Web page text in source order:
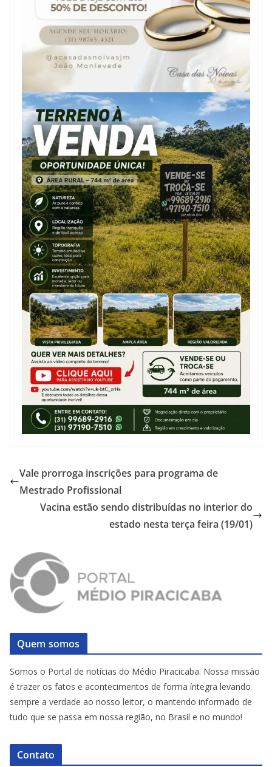
Vale prorroga inscrições para programa de
Mestrado Profissional
Vacina estão sendo distribuídas no interior do
estado nesta terça feira (19/01)
Quem somos
Somos o Portal de notícias do Médio Piracicaba. Nossa missão
é trazer os fatos e acontecimentos de forma íntegra levando
sempre a verdade ao nosso leitor, o mantendo informado de
tudo que se passa em nossa região, no Brasil e no mundo!
Contato